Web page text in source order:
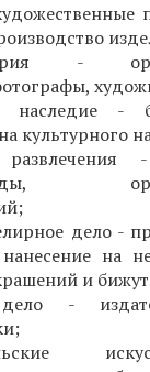
-
наследие -
культурного
дело -
на
и
-